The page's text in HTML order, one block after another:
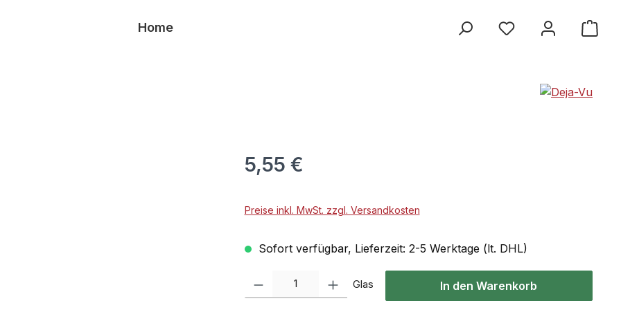
Home
5,55 €
Preise inkl. MwSt. zzgl. Versandkosten
Sofort verfügbar, Lieferzeit: 2-5 Werktage (lt. DHL)
Glas In den Warenkorb